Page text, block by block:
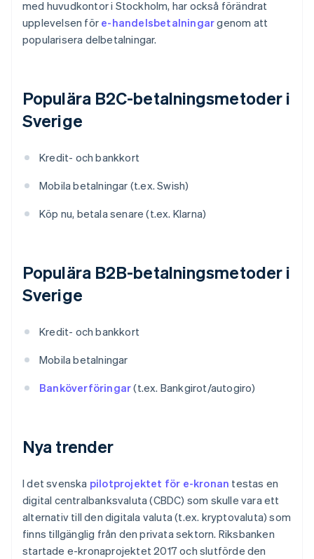
med huvudkontor i Stockholm, har också förändrat
upplevelsen för e-handelsbetalningargenom att
popularisera delbetalningar.
Populära B2C-betalningsmetoder i
Sverige
Kredit- och bankkort
Mobila betalningar (t.ex. Swish)
Köp nu, betala senare (t.ex. Klarna)
Populära B2B-betalningsmetoder i
Sverige
Kredit- och bankkort
Mobila betalningar
Banköverföringar(t.ex. Bankgirot/autogiro)
Nya trender
I det svenska pilotprojektet för e-kronan testas en
digital centralbanksvaluta (CBDC) som skulle vara ett
alternativ till den digitala valuta (t.ex. kryptovaluta) som
finns tillgänglig från den privata sektorn. Riksbanken
startade e-kronaprojektet 2017 och slutförde den